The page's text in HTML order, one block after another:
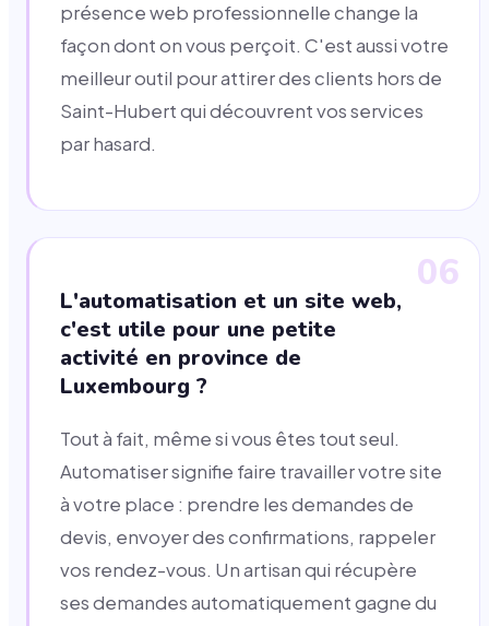
présence web professionnelle change la
façon dont on vous perçoit. C'est aussi votre
meilleur outil pour attirer des clients hors de
Saint-Hubert qui découvrent vos services
par hasard.
06
L'automatisation et un site web,
c'est utile pour une petite
activité en province de
Luxembourg ?
Tout à fait, même si vous êtes tout seul.
Automatiser signifie faire travailler votre site
à votre place : prendre les demandes de
devis, envoyer des confirmations, rappeler
vos rendez-vous. Un artisan qui récupère
ses demandes automatiquement gagne du